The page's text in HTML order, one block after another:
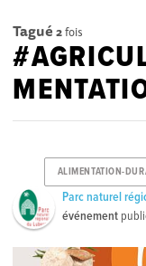
Tagué 2fois
ALIMENTATION-
Parc naturel
événement